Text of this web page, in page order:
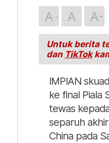
A A A
Untuk berita
dan TikTok
IMPIAN
ke final Piala
tewas
separuh
China pada